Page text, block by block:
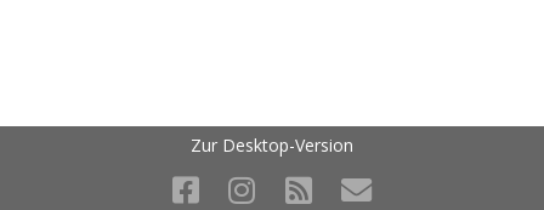
Zur Desktop-Version